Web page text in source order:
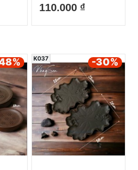
Trà
Ấm Chén Uống Trà
110.000 ₫
% K037 -30%